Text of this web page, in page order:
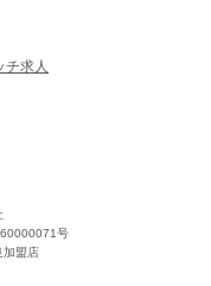
チ求人
号
加盟店